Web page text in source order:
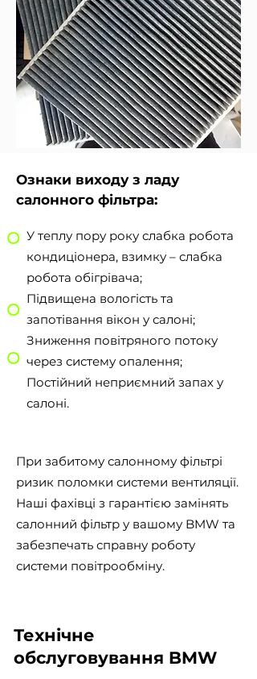
Ознаки виходу з ладу
салонного фільтра:
У теплу пору року слабка робота
кондиціонера, взимку – слабка
робота обігрівача;
Підвищена вологість та
запотівання вікон у салоні;
Зниження повітряного потоку
через систему опалення;
Постійний неприємний запах у
салоні.
При забитому салонному фільтрі
ризик поломки системи вентиляції.
Наші фахівці з гарантією замінять
салонний фільтр у вашому BMW та
забезпечать справну роботу
системи повітрообміну.
Технічне
обслуговування BMW